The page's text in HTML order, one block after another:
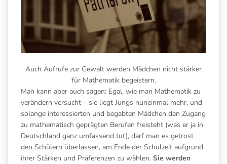
Auch Aufrufe zur Gewalt werden Mädchen nicht stärker
für Mathematik begeistern.
Man kann aber auch sagen: Egal, wie man Mathematik zu
verändern versucht – sie liegt Jungs nuneinmal mehr, und
solange interessierten und begabten Mädchen den Zugang
zu mathematisch geprägten Berufen freisteht (was er ja in
Deutschland ganz umfassend tut), darf man es getrost
den Schülern überlassen, am Ende der Schulzeit aufgrund
ihrer Stärken und Präferenzen zu wählen. Sie werden